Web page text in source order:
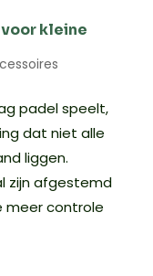
kleine
padel speelt,
dat niet alle
liggen.
zijn afgestemd
meer controle